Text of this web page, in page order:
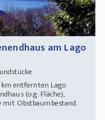
am Lago
entfernten Lago
(o.g. Fläche),
mit Obstbaumbestand.